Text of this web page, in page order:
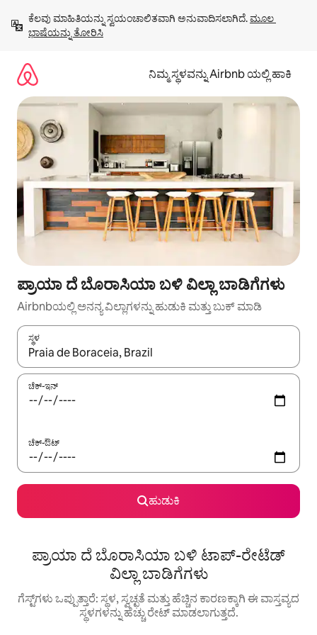
ಹೋಗಿ
ಕೆಲವು ಮಾಹಿತಿಯನ್ನು ಸ್ವಯಂಚಾಲಿತವಾಗಿ ಅನುವಾದಿಸಲಾಗಿದೆ. ಮೂಲ
ಭಾಷೆಯನ್ನು ತೋರಿಸಿ
ನಿಮ್ಮ ಸ್ಥಳವನ್ನು Airbnb ಯಲ್ಲಿ ಹಾಕಿ
ಪ್ರಾಯಾ ದೆ ಬೊರಾಸಿಯಾ ಬಳಿ ವಿಲ್ಲಾ ಬಾಡಿಗೆಗಳು
Airbnbಯಲ್ಲಿ ಅನನ್ಯ ವಿಲ್ಲಾಗಳನ್ನು ಹುಡುಕಿ ಮತ್ತು ಬುಕ್ ಮಾಡಿ
ಸ್ಥಳ
ಫಲಿತಾಂಶಗಳು ಲಭ್ಯವಿರುವಾಗ, ಅಪ್ ಮತ್ತು ಡೌನ್ ಬಾಣದ ಕೀಲಿಗಳೊಂದಿಗೆ
ಚೆಕ್-ಇನ್
ಚೆಕ್-ಔಟ್
ಹುಡುಕಿ
ಪ್ರಾಯಾ ದೆ ಬೊರಾಸಿಯಾ ಬಳಿ ಟಾಪ್-ರೇಟೆಡ್
ವಿಲ್ಲಾ ಬಾಡಿಗೆಗಳು
ಗೆಸ್ಟ್‌ಗಳು ಒಪ್ಪುತ್ತಾರೆ: ಸ್ಥಳ, ಸ್ವಚ್ಛತೆ ಮತ್ತು ಹೆಚ್ಚಿನ ಕಾರಣಕ್ಕಾಗಿ ಈ ವಾಸ್ತವ್ಯದ
ಸ್ಥಳಗಳನ್ನು ಹೆಚ್ಚು ರೇಟ್ ಮಾಡಲಾಗುತ್ತದೆ.